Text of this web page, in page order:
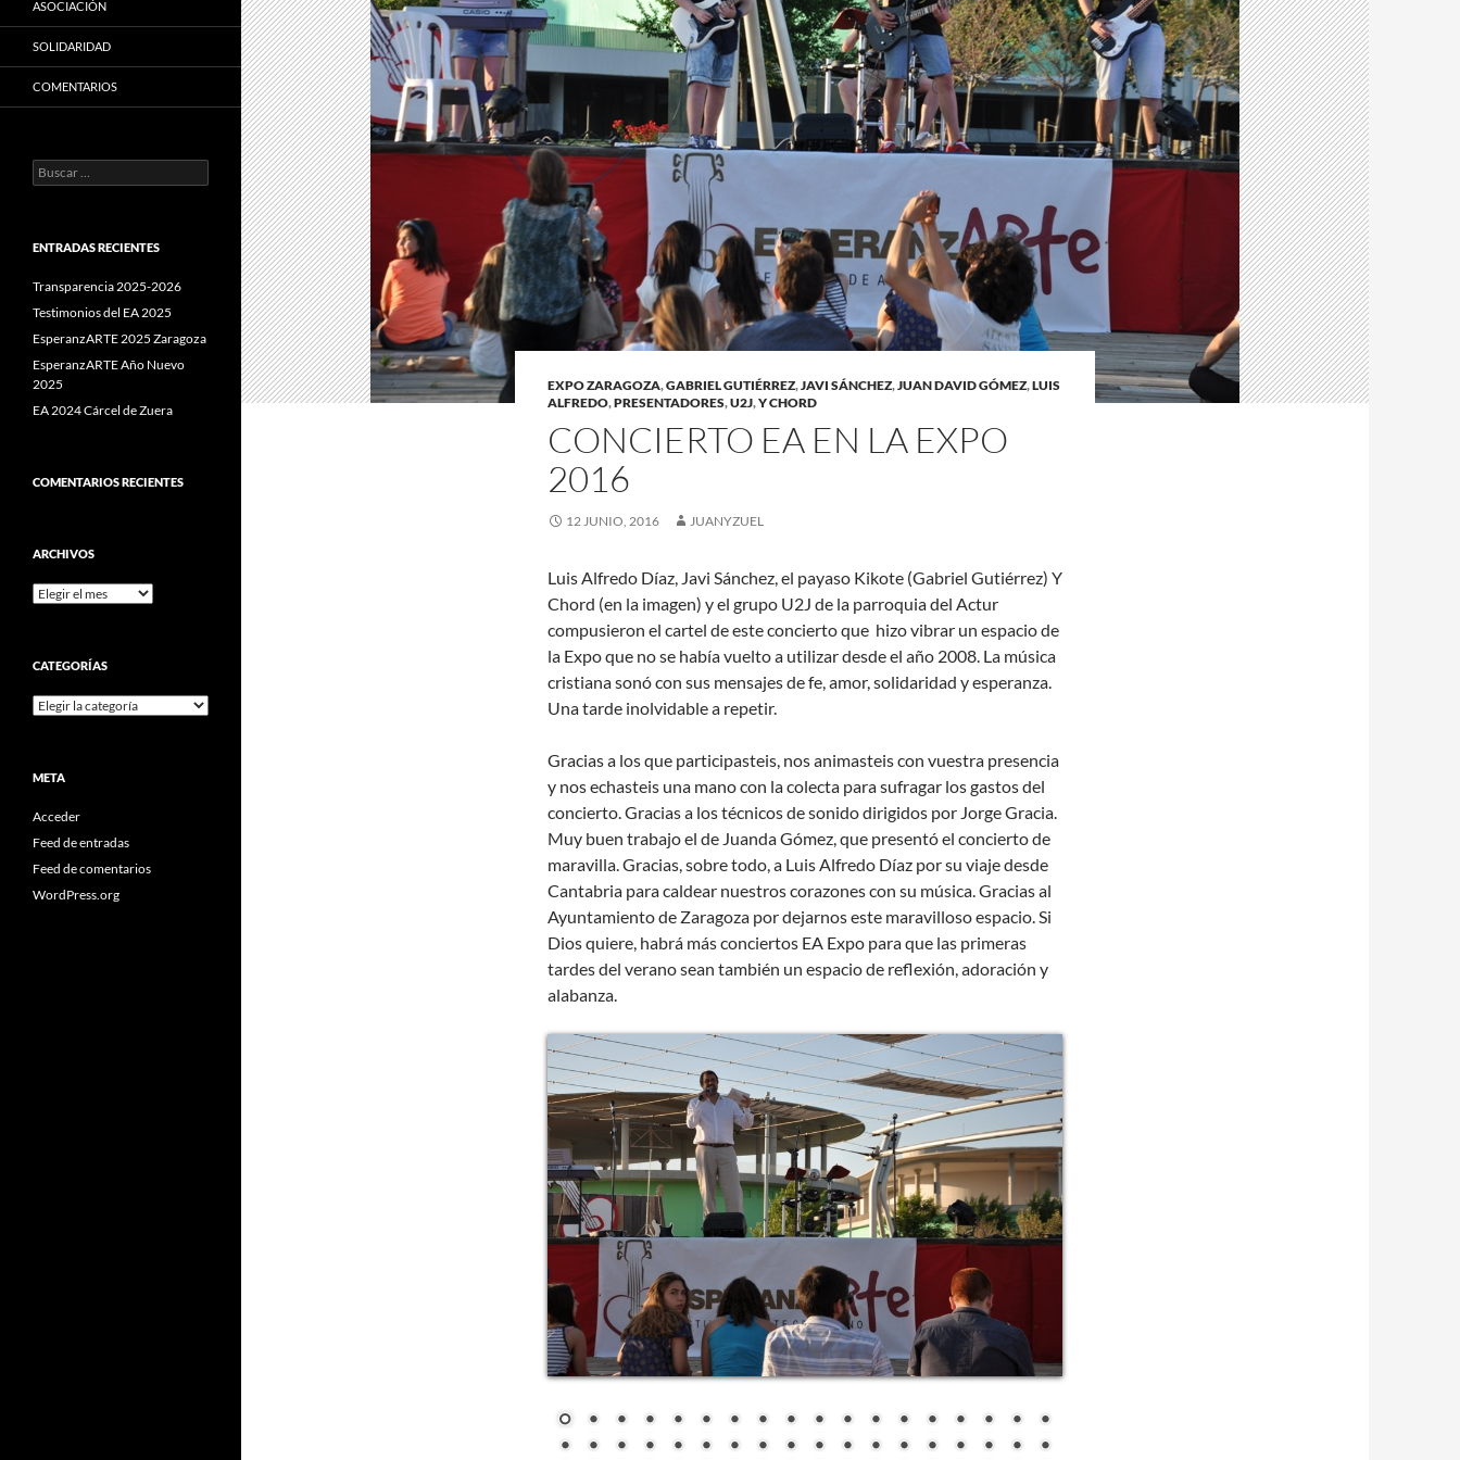
EXPO ZARAGOZA,GABRIEL GUTIÉRREZ,JAVI SÁNCHEZ,JUAN DAVID GÓMEZ,LUIS
ALFREDO,PRESENTADORES,U2J,Y CHORD
CONCIERTO EA EN LA EXPO
2016
12 JUNIO, 2016 JUANYZUEL
Luis Alfredo Díaz, Javi Sánchez, el payaso Kikote (Gabriel Gutiérrez) Y
Chord (en la imagen) y el grupo U2J de la parroquia del Actur
compusieron el cartel de este concierto que hizo vibrar un espacio de
la Expo que no se había vuelto a utilizar desde el año 2008. La música
cristiana sonó con sus mensajes de fe, amor, solidaridad y esperanza.
Una tarde inolvidable a repetir.
Gracias a los que participasteis, nos animasteis con vuestra presencia
y nos echasteis una mano con la colecta para sufragar los gastos del
concierto. Gracias a los técnicos de sonido dirigidos por Jorge Gracia.
Muy buen trabajo el de Juanda Gómez, que presentó el concierto de
maravilla. Gracias, sobre todo, a Luis Alfredo Díaz por su viaje desde
Cantabria para caldear nuestros corazones con su música. Gracias al
Ayuntamiento de Zaragoza por dejarnos este maravilloso espacio. Si
Dios quiere, habrá más conciertos EA Expo para que las primeras
tardes del verano sean también un espacio de reflexión, adoración y
alabanza.
ASOCIACIÓN
SOLIDARIDAD
COMENTARIOS
Buscar:
ENTRADAS RECIENTES
Transparencia 2025-2026
Testimonios del EA 2025
EsperanzARTE 2025 Zaragoza
EsperanzARTE Año Nuevo
2025
EA 2024 Cárcel de Zuera
COMENTARIOS RECIENTES
ARCHIVOS
Archivos
CATEGORÍAS
Categorías
META
Acceder
Feed de entradas
Feed de comentarios
WordPress.org